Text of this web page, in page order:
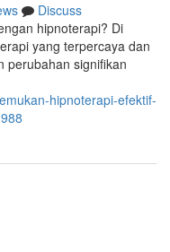
Discuss
hipnoterapi? Di
yang terpercaya dan
perubahan signifikan
hipnoterapi-efektif-